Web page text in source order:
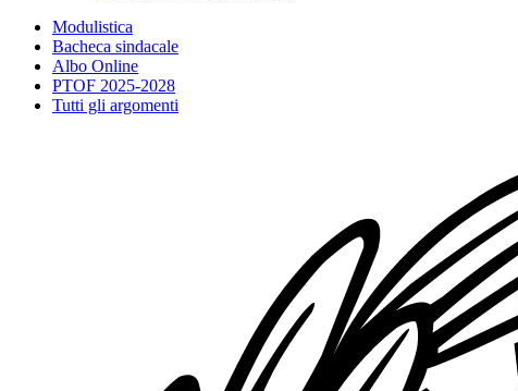
Modulistica
Bacheca sindacale
Albo Online
PTOF 2025-2028
Tutti gli argomenti